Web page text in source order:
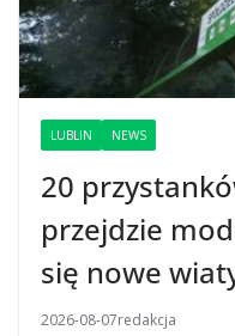
LUBLIN NEWS
20
przejdzie
się nowe
2026-08-07redakcja